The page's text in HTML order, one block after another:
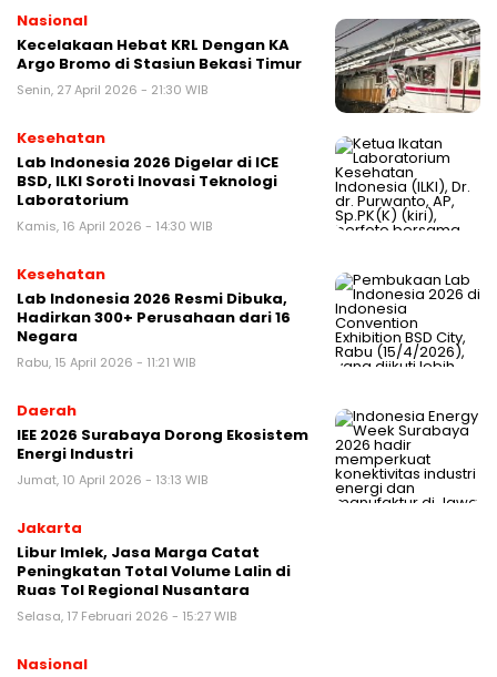
Nasional
Kecelakaan Hebat KRL Dengan KA
Argo Bromo di Stasiun Bekasi Timur
Senin, 27 April 2026 - 21:30 WIB
Kesehatan
Lab Indonesia 2026 Digelar di ICE
BSD, ILKI Soroti Inovasi Teknologi
Laboratorium
Kamis, 16 April 2026 - 14:30 WIB
Kesehatan
Lab Indonesia 2026 Resmi Dibuka,
Hadirkan 300+ Perusahaan dari 16
Negara
Rabu, 15 April 2026 - 11:21 WIB
Daerah
IEE 2026 Surabaya Dorong Ekosistem
Energi Industri
Jumat, 10 April 2026 - 13:13 WIB
Jakarta
Libur Imlek, Jasa Marga Catat
Peningkatan Total Volume Lalin di
Ruas Tol Regional Nusantara
Selasa, 17 Februari 2026 - 15:27 WIB
Nasional